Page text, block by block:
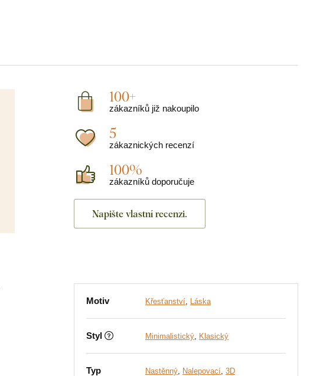
100+
zákazníků již nakoupilo
5
zákaznických recenzí
100%
zákazníků doporučuje
Napište vlastní recenzi.
Motiv Křesťanství, Láska
Styl Minimalistický, Klasický
Typ Nastěnný, Nalepovací, 3D